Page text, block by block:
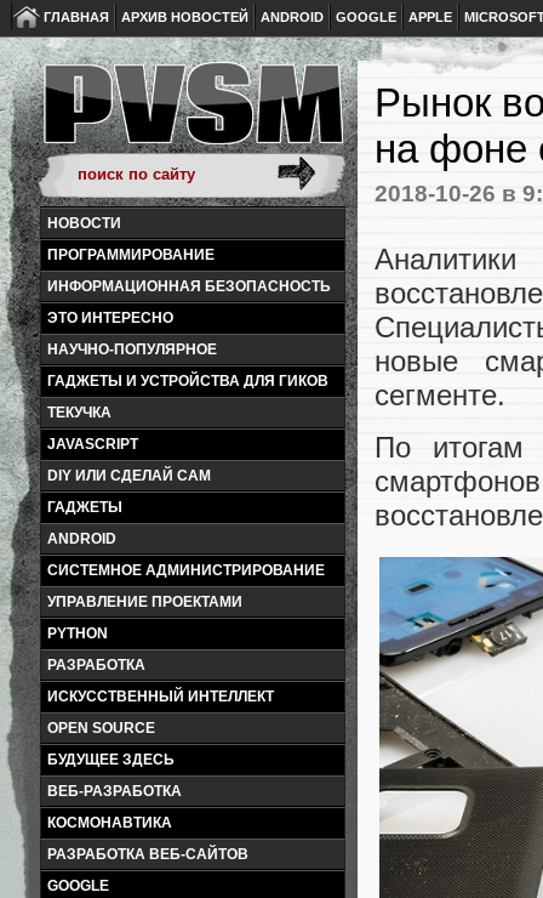
ГЛАВНАЯ АРХИВ НОВОСТЕЙ ANDROID GOOGLE APPLE
НОВОСТИ
ПРОГРАММИРОВАНИЕ
ИНФОРМАЦИОННАЯ БЕЗОПАСНОСТЬ
ЭТО ИНТЕРЕСНО
НАУЧНО-ПОПУЛЯРНОЕ
ГАДЖЕТЫ И УСТРОЙСТВА ДЛЯ ГИКОВ
ТЕКУЧКА
JAVASCRIPT
DIY ИЛИ СДЕЛАЙ САМ
ГАДЖЕТЫ
ANDROID
СИСТЕМНОЕ АДМИНИСТРИРОВАНИЕ
УПРАВЛЕНИЕ ПРОЕКТАМИ
PYTHON
РАЗРАБОТКА
ИСКУССТВЕННЫЙ ИНТЕЛЛЕКТ
OPEN SOURCE
БУДУЩЕЕ ЗДЕСЬ
ВЕБ-РАЗРАБОТКА
КОСМОНАВТИКА
РАЗРАБОТКА ВЕБ-САЙТОВ
GOOGLE
Рынок
на фоне
2018-10-26 в
Аналитики
новые
сегменте.
По итогам